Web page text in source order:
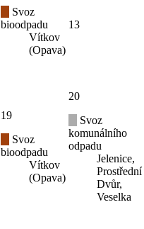
Svoz
bioodpadu
Vítkov
(Opava)
13
19
Svoz
bioodpadu
Vítkov
(Opava)
20
Svoz
komunálního
odpadu
Jelenice,
Prostřední
Dvůr,
Veselka